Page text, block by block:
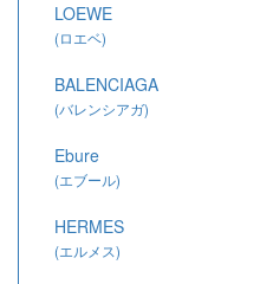
LOEWE
(ロエベ)
BALENCIAGA
(バレンシアガ)
Ebure
(エブール)
HERMES
(エルメス)